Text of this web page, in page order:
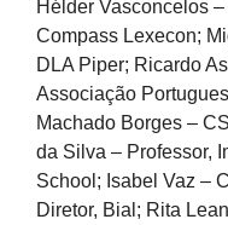
Hélder Vasconcelos
Compass Lexecon;
DLA Piper; Ricardo
Associação
Machado Borges –
da Silva – Professor,
School; Isabel Vaz –
Diretor, Bial; Rita